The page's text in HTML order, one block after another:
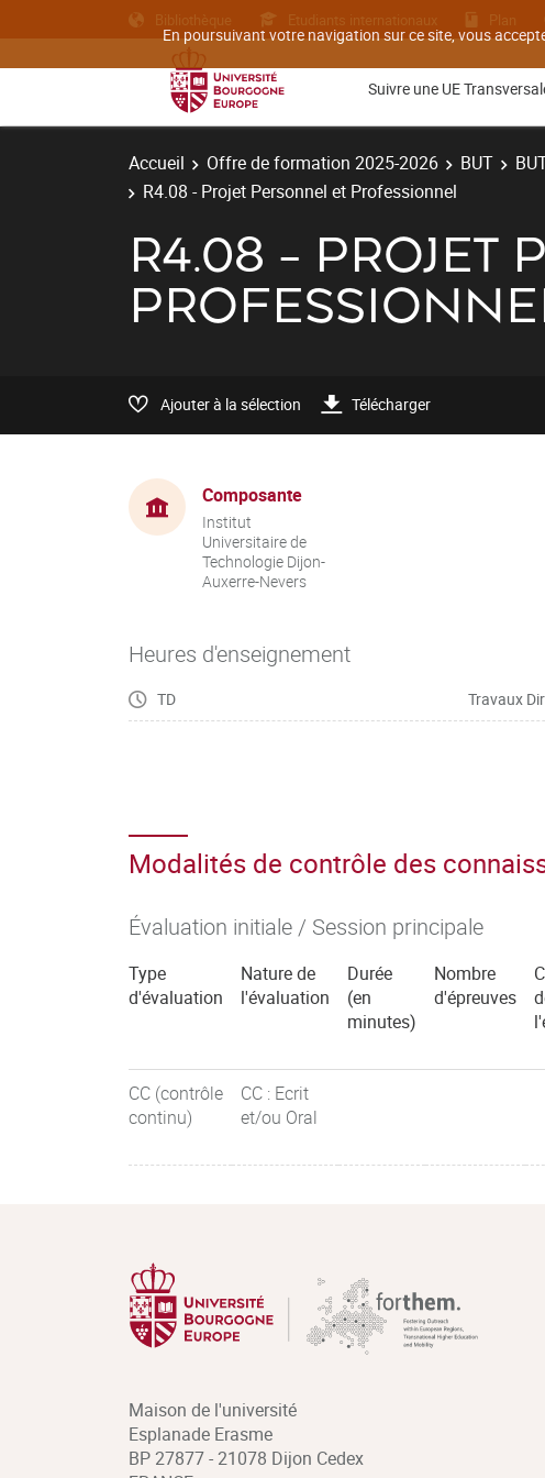
En poursuivant votre navigation sur ce site, vous
Bibliothèque Etudiants internationaux Plan
Suivre une UE
Accueil Offre de formation 2025-2026 BUT
R4.08 - Projet Personnel et Professionnel
R4.08 - PROJET
Ajouter à la sélection Télécharger
Composante
Institut
Universitaire de
Technologie Dijon-
Auxerre-Nevers
Heures d'enseignement
TD Travaux
Modalités de contrôle des
Évaluation initiale / Session principale
Type
d'évaluation
Nature de
l'évaluation
Durée
(en
minutes)
Nombre
d'épreuves
CC (contrôle
continu)
CC : Ecrit
et/ou Oral
Maison de l'université
Esplanade Erasme
BP 27877 - 21078 Dijon Cedex